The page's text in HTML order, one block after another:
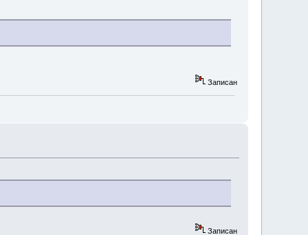
Записан
Записан